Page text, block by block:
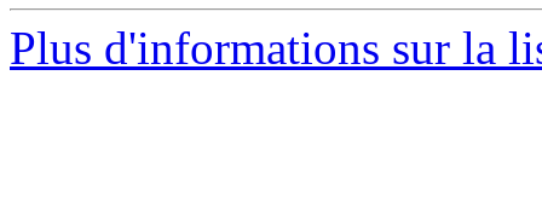
Plus d'informations sur la